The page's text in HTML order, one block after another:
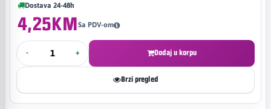
Dostava 24-48h
4,25KMSa PDV-om
- + Dodaj u korpu
Brzi pregled